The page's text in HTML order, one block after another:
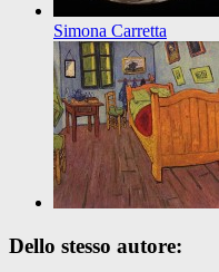
Simona Carretta
Dello stesso autore: